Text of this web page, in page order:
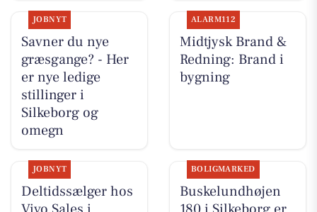
JOBNYT
Savner du nye
græsgange? - Her
er nye ledige
stillinger i
Silkeborg og
omegn
ALARM112
Midtjysk Brand &
Redning: Brand i
bygning
JOBNYT
Deltidssælger hos
BOLIGMARKED
Buskelundhøjen